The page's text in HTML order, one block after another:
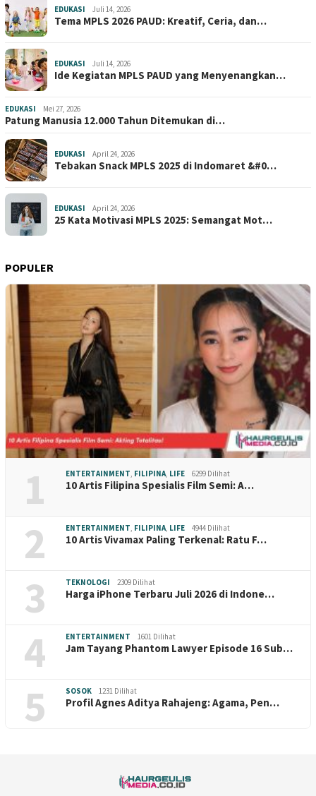
EDUKASI Juli 14, 2026
Tema MPLS 2026 PAUD: Kreatif, Ceria, dan…
EDUKASI Juli 14, 2026
Ide Kegiatan MPLS PAUD yang Menyenangkan…
EDUKASI Mei 27, 2026
Patung Manusia 12.000 Tahun Ditemukan di…
EDUKASI April 24, 2026
Tebakan Snack MPLS 2025 di Indomaret &#0…
EDUKASI April 24, 2026
25 Kata Motivasi MPLS 2025: Semangat Mot…
POPULER
1 ENTERTAINMENT, FILIPINA, LIFE 6299 Dilihat
10 Artis Filipina Spesialis Film Semi: A…
2 ENTERTAINMENT, FILIPINA, LIFE 4944 Dilihat
10 Artis Vivamax Paling Terkenal: Ratu F…
3 TEKNOLOGI 2309 Dilihat
Harga iPhone Terbaru Juli 2026 di Indone…
4 ENTERTAINMENT 1601 Dilihat
Jam Tayang Phantom Lawyer Episode 16 Sub…
5 SOSOK 1231 Dilihat
Profil Agnes Aditya Rahajeng: Agama, Pen…